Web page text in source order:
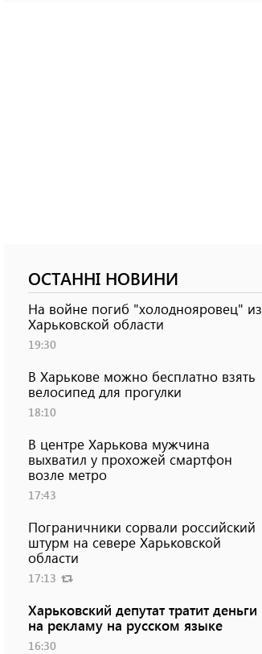
ОСТАННІ НОВИНИ
На войне погиб "холоднояровец" из
Харьковской области
19:30
В Харькове можно бесплатно взять
велосипед для прогулки
18:10
В центре Харькова мужчина
выхватил у прохожей смартфон
возле метро
17:43
Пограничники сорвали российский
штурм на севере Харьковской
области
17:13
Харьковский депутат тратит деньги
на рекламу на русском языке
16:30